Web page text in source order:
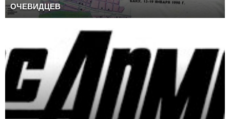
ОЧЕВИДЦЕВ